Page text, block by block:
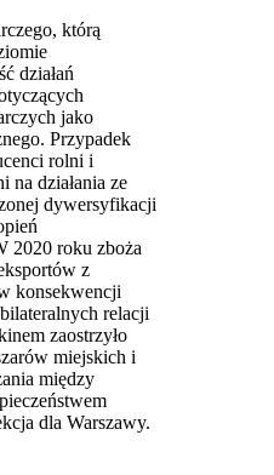
którą
działań
jako
Przypadek
rolni i
na działania ze
dywersyfikacji
2020 roku zboża
z
konsekwencji
relacji
zaostrzyło
miejskich i
między
dla Warszawy.